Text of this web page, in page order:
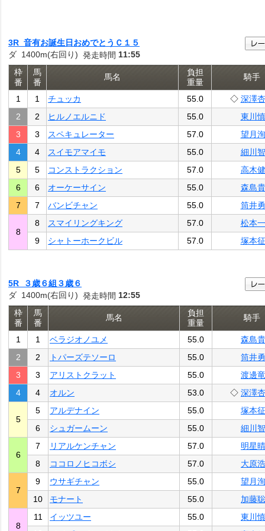
3R 音有お誕生日おめでとうＣ１５
ダ 1400m(右回り) 発走時間 11:55
枠
番
馬
番
馬名
負担
重量
騎手
1 1 チュッカ 55.0 ◇ 深澤杏
2
2 ヒルノエルニド 55.0
東川慎
3
3 スペキュレーター 57.0
望月洵
4
4 スイモアマイモ 55.0
細川智
5
5 コンストラクション 57.0
高木健
6
6 オーケーサイン 55.0
森島貴
7
7 バンビチャン 55.0 筒井勇
8
8 スマイリングキング 57.0
松本一
9
シャトーホークビル 57.0 塚本征
5R ３歳６組３歳６
ダ 1400m(右回り) 発走時間 12:55
枠
番
馬
番
馬名
負担
重量
騎手
1 1 ベラジオノユメ 55.0
森島貴
2
2 トパーズテソーロ 55.0
筒井勇
3
3 アリストクラット 55.0
渡邊竜
4
4 オルン 53.0 ◇ 深澤杏
5
5 アルデナイン 55.0
塚本征
6
シュガームーン 55.0 細川智
6
7 リアルケンチャン 57.0
明星晴
8
ココロノヒコボシ 57.0 大原浩
7
9 ウサギチャン 55.0
望月洵
10
モナート 55.0 加藤聡
8
11 イッツユー 55.0
東川慎